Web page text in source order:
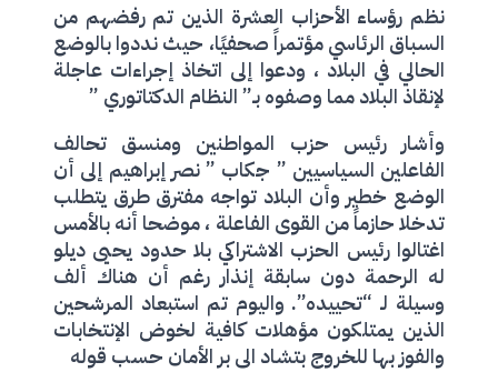
نظم رؤساء الأحزاب العشرة الذين تم رفضهم من
السباق الرئاسي مؤتمراً صحفيًا، حيث نددوا بالوضع
الحالي في البلاد ، ودعوا إلى اتخاذ إجراءات عاجلة
لإنقاذ البلاد مما وصفوه بـ” النظام الدكتاتوري ”
وأشار رئيس حزب المواطنين ومنسق تحالف
الفاعلين السياسيين ” جكاب ” نصر إبراهيم إلى أن
الوضع خطير وأن البلاد تواجه مفترق طرق يتطلب
تدخلا حازماً من القوى الفاعلة ، موضحا أنه بالأمس
اغتالوا رئيس الحزب الاشتراكي بلا حدود يحيى ديلو
له الرحمة دون سابقة إنذار رغم أن هناك ألف
وسيلة لـ “تحييده”. واليوم تم استبعاد المرشحين
الذين يمتلكون مؤهلات كافية لخوض الإنتخابات
والفوز بها للخروج بتشاد الى بر الأمان حسب قوله